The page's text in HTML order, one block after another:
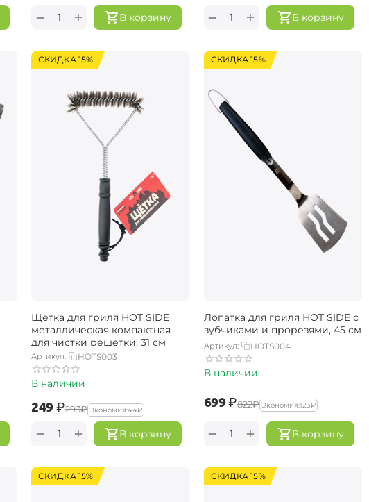
В корзину
+
− В корзину
+
−
СКИДКА 15%
Щетка для гриля HOT SIDE
металлическая компактная
для чистки решетки, 31 см
Артикул: HOTS003
В наличии
‍249‍₽‍293‍₽ Экономия:‍44‍₽
В корзину
+
−
СКИДКА 15%
Лопатка для гриля HOT SIDE с
зубчиками и прорезями, 45 см
Артикул: HOTS004
В наличии
‍699‍₽‍822‍₽ Экономия:‍123‍₽
В корзину
+
−
СКИДКА 15% СКИДКА 15%